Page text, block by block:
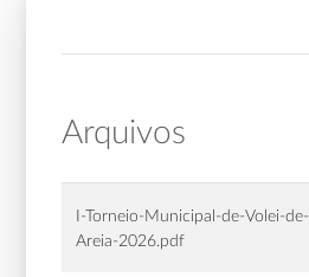
Arquivos
I-Torneio-Municipal-de-Volei-de-
Areia-2026.pdf